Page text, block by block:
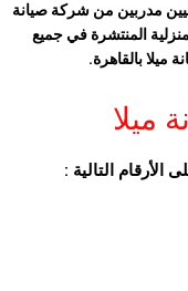
مدربين من شركة صيانة
المنتشرة في جميع
ميلابالقاهرة.
ميلا
التالية :